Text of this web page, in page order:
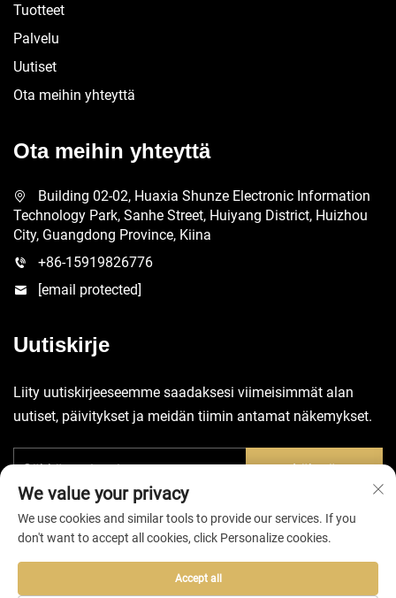
Tuotteet
Palvelu
Uutiset
Ota meihin yhteyttä
Ota meihin yhteyttä
Building 02-02, Huaxia Shunze Electronic Information
Technology Park, Sanhe Street, Huiyang District, Huizhou
City, Guangdong Province, Kiina
+86-15919826776
[email protected]
Uutiskirje
Liity uutiskirjeeseemme saadaksesi viimeisimmät alan
uutiset, päivitykset ja meidän tiimin antamat näkemykset.
Lähetä
We value your privacy
We use cookies and similar tools to provide our services. If you
don't want to accept all cookies, click Personalize cookies.
Accept all